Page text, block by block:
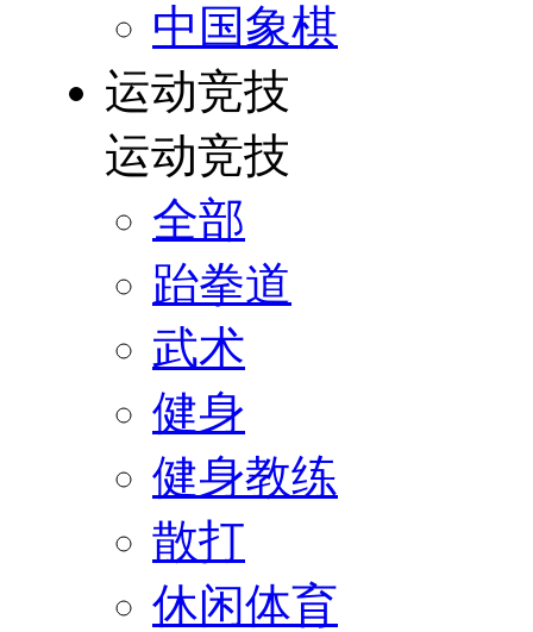
中国象棋
运动竞技
运动竞技
全部
跆拳道
武术
健身
健身教练
散打
休闲体育